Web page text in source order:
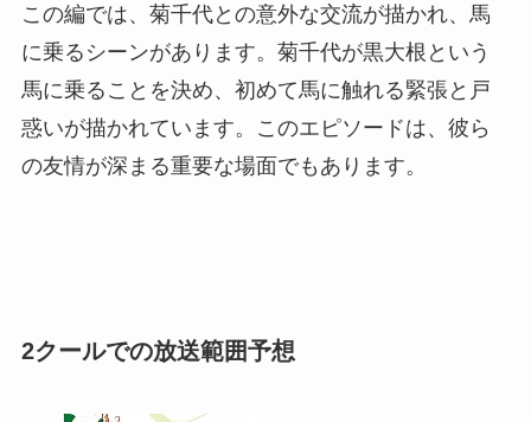
この編では、菊千代との意外な交流が描かれ、馬
に乗るシーンがあります。菊千代が黒大根という
馬に乗ることを決め、初めて馬に触れる緊張と戸
惑いが描かれています。このエピソードは、彼ら
の友情が深まる重要な場面でもあります。
2クールでの放送範囲予想